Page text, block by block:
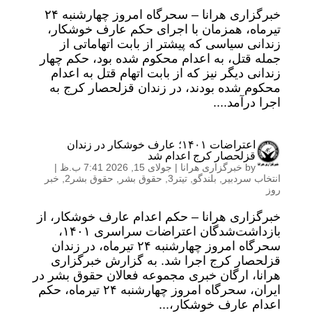
خبرگزاری هرانا – سحرگاه امروز چهارشنبه ۲۴
تیرماه، همزمان با اجرای حکم عارف خوشکار،
زندانی سیاسی که پیشتر از بابت اتهاماتی از
جمله قتل، به اعدام محکوم شده بود، حکم چهار
زندانی دیگر نیز که از بابت اتهام قتل به اعدام
محکوم شده بودند، در زندان قزلحصار کرج به
اجرا درآمد....
اعتراضات ۱۴۰۱؛ عارف خوشکار در زندان
قزلحصار کرج اعدام شد
by خبرگزاری هرانا | جولای 15, 2026 7:41 ب.ظ
|
انتخاب سردبیر
بلندگو تیتر3 , حقوق بشر حقوق بشر2
خبر
روز
خبرگزاری هرانا – حکم اعدام عارف خوشکار، از
بازداشت‌شدگان اعتراضات سراسری ۱۴۰۱،
سحرگاه امروز چهارشنبه ۲۴ تیرماه، در زندان
قزلحصار کرج اجرا شد. به گزارش خبرگزاری
هرانا، ارگان خبری مجموعه فعالان حقوق بشر در
ایران، سحرگاه امروز چهارشنبه ۲۴ تیرماه، حکم
اعدام عارف خوشکار،...